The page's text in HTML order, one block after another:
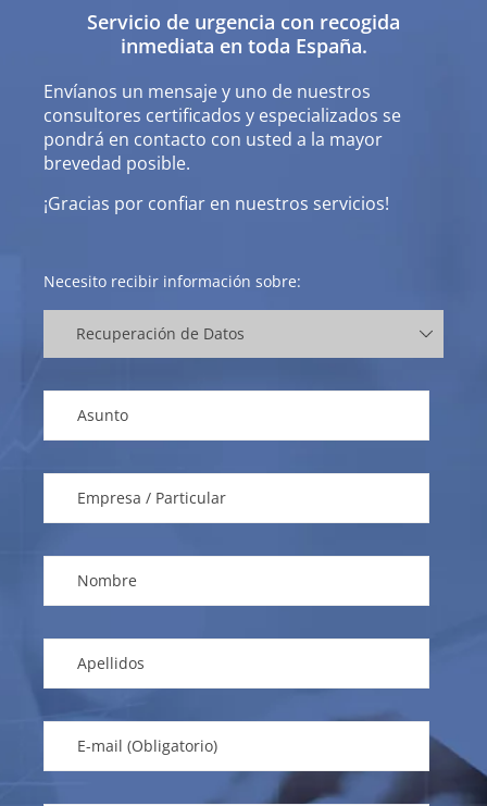
Servicio de urgencia con recogida
inmediata en toda España.
Envíanos un mensaje y uno de nuestros
consultores certificados y especializados se
pondrá en contacto con usted a la mayor
brevedad posible.
¡Gracias por confiar en nuestros servicios!
Necesito recibir información sobre: